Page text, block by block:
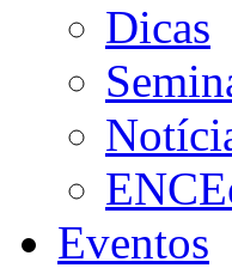
Dicas
Eventos